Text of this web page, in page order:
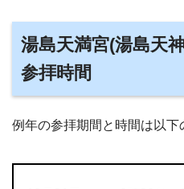
湯島天満宮(湯島天
参拝時間
例年の参拝期間と時間は以下